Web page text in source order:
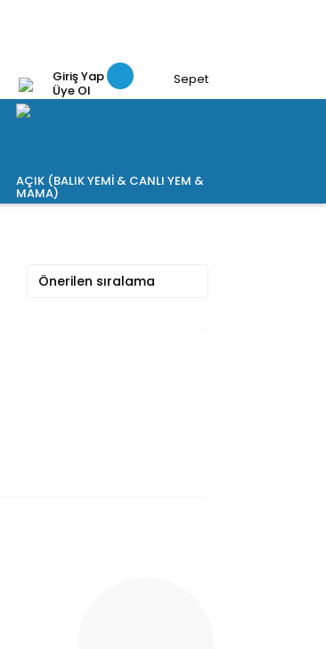
Giriş Yap
Üye Ol
Sepet
AÇIK (BALIK YEMİ & CANLI YEM &
MAMA)